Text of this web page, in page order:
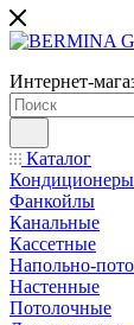
Интернет-
Каталог
Кондиционеры
Фанкойлы
Канальные
Кассетные
Напольно-
Настенные
Потолочные